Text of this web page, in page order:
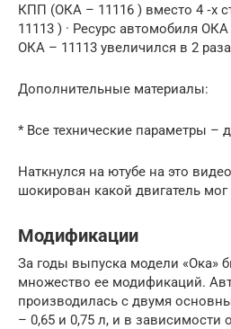
КПП (ОКА – 11116 ) вместо 4 ‑х
11113 ) · Ресурс автомобиля
ОКА – 11113 увеличился в 2
Дополнительные материалы:
* Все технические параметры –
Наткнулся на ютубе на это
шокирован какой двигатель
Модификации
За годы выпуска модели «Ока»
множество ее модификаций.
производилась с двумя
– 0,65 и 0,75 л, и в зависимости